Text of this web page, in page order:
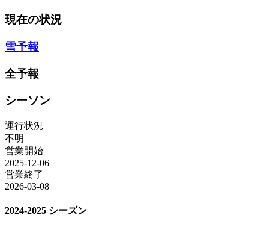
現在の状況
雪予報
全予報
シーソン
運行状況
不明
営業開始
2025-12-06
営業終了
2026-03-08
2024-2025 シーズン